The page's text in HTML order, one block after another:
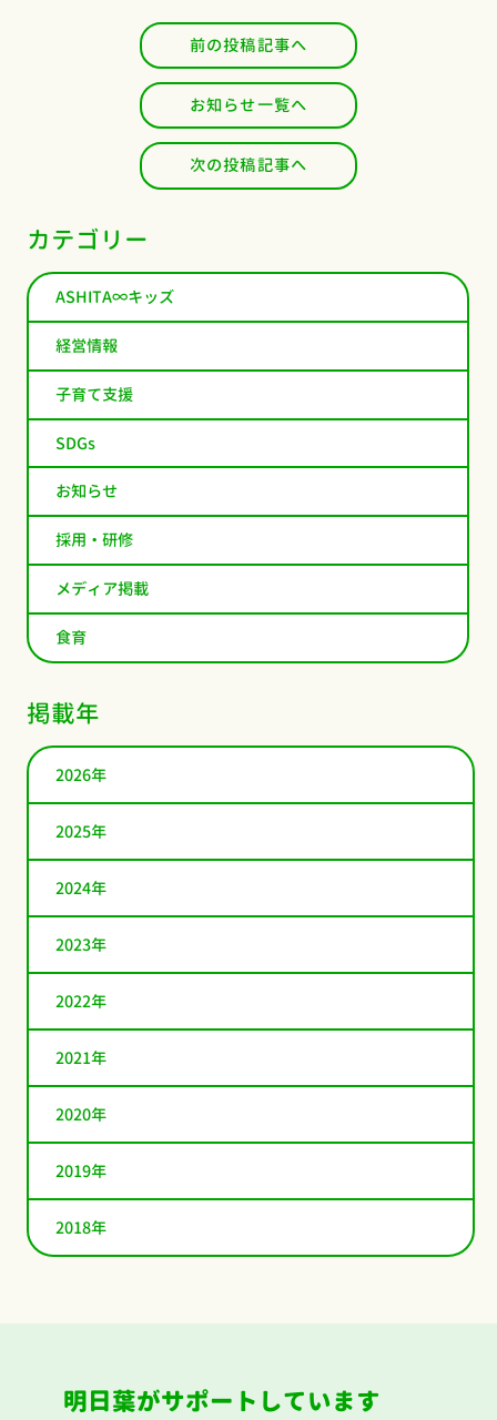
前の投稿記事へ
お知らせ一覧へ
次の投稿記事へ
カテゴリー
ASHITA∞キッズ
経営情報
子育て支援
SDGs
お知らせ
採用・研修
メディア掲載
食育
掲載年
2026年
2025年
2024年
2023年
2022年
2021年
2020年
2019年
2018年
明日葉がサポートしています